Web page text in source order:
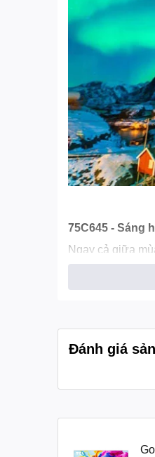
75C645 - Sáng
Ngay cả giữa
sắc sống động.
Đánh giá